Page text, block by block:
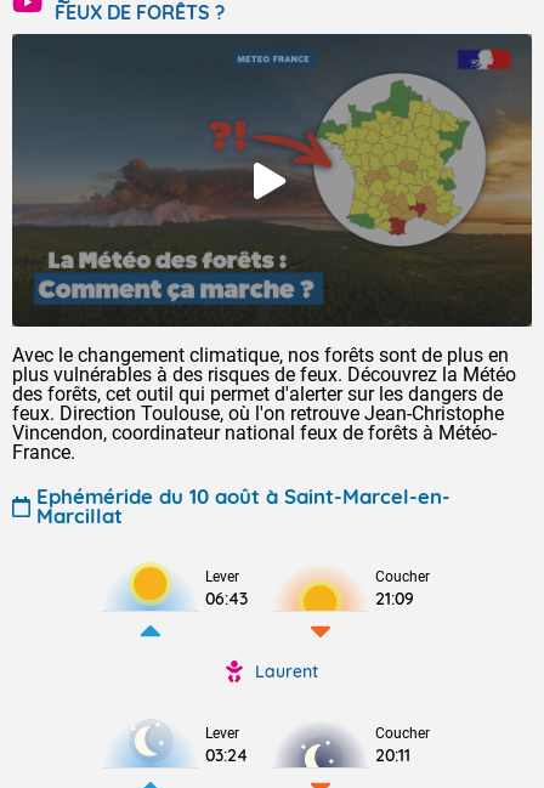
FEUX DE FORÊTS ?
Avec le changement climatique, nos forêts sont de plus en
plus vulnérables à des risques de feux. Découvrez la Météo
des forêts, cet outil qui permet d'alerter sur les dangers de
feux. Direction Toulouse, où l'on retrouve Jean-Christophe
Vincendon, coordinateur national feux de forêts à Météo-
France.
Ephéméride du 10 août à Saint-Marcel-en-
Marcillat
Lever
06:43
Coucher
21:09
Laurent
Lever
03:24
Coucher
20:11